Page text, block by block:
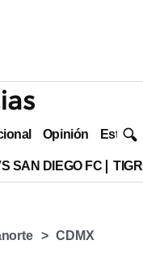
Opinión Estilo
SAN DIEGO FC
CDMX